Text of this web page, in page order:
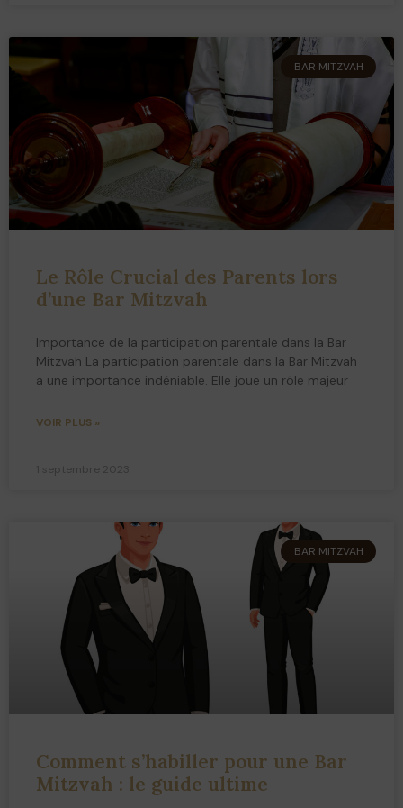
BAR MITZVAH
Le Rôle Crucial des Parents lors
d’une Bar Mitzvah
Importance de la participation parentale dans la Bar
Mitzvah La participation parentale dans la Bar Mitzvah
a une importance indéniable. Elle joue un rôle majeur
VOIR PLUS »
1 septembre 2023
BAR MITZVAH
Comment s’habiller pour une Bar
Mitzvah : le guide ultime